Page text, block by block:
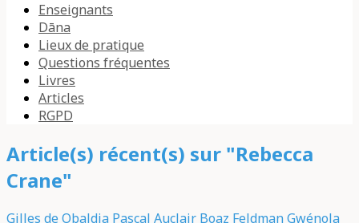
Enseignants
Dāna
Lieux de pratique
Questions fréquentes
Livres
Articles
RGPD
Article(s) récent(s) sur "Rebecca
Crane"
Gilles de Obaldia Pascal Auclair Boaz FeldmanGwénola